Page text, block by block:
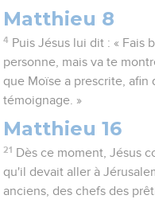
Matthieu 8
4 Puis Jésus lui dit : « Fais
personne, mais va te
que Moïse a prescrite, afin
témoignage. »
Matthieu 16
21 Dès ce moment, Jésus
qu'il devait aller à
anciens, des chefs des